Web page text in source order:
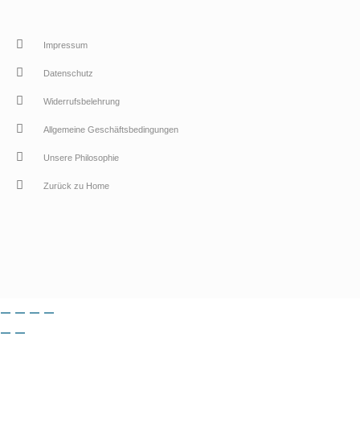
Impressum
Datenschutz
Widerrufsbelehrung
Allgemeine Geschäftsbedingungen
Unsere Philosophie
Zurück zu Home